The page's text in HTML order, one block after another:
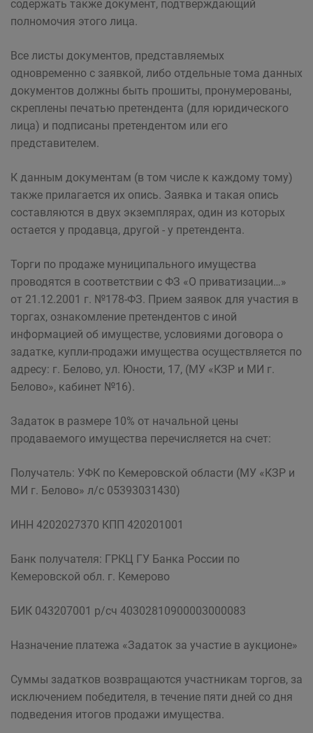
содержать также документ, подтверждающий
полномочия этого лица.
Все листы документов, представляемых
одновременно с заявкой, либо отдельные тома данных
документов должны быть прошиты, пронумерованы,
скреплены печатью претендента (для юридического
лица) и подписаны претендентом или его
представителем.
К данным документам (в том числе к каждому тому)
также прилагается их опись. Заявка и такая опись
составляются в двух экземплярах, один из которых
остается у продавца, другой - у претендента.
Торги по продаже муниципального имущества
проводятся в соответствии с ФЗ «О приватизации…»
от 21.12.2001 г. №178-ФЗ. Прием заявок для участия в
торгах, ознакомление претендентов с иной
информацией об имуществе, условиями договора о
задатке, купли-продажи имущества осуществляется по
адресу: г. Белово, ул. Юности, 17, (МУ «КЗР и МИ г.
Белово», кабинет №16).
Задаток в размере 10% от начальной цены
продаваемого имущества перечисляется на счет:
Получатель: УФК по Кемеровской области (МУ «КЗР и
МИ г. Белово» л/с 05393031430)
ИНН 4202027370 КПП 420201001
Банк получателя: ГРКЦ ГУ Банка России по
Кемеровской обл. г. Кемерово
БИК 043207001 р/сч 40302810900003000083
Назначение платежа «Задаток за участие в аукционе»
Суммы задатков возвращаются участникам торгов, за
исключением победителя, в течение пяти дней со дня
подведения итогов продажи имущества.